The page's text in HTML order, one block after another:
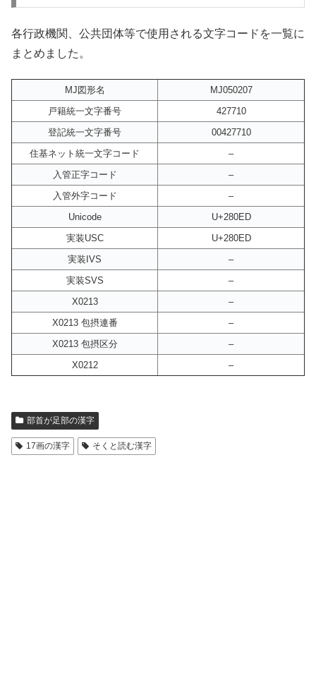
各行政機関、公共団体等で使用される文字コードを一覧に
まとめました。
MJ図形名
MJ050207
戸籍統一文字番号
427710
登記統一文字番号
00427710
住基ネット統一文字コード
–
入管正字コード
–
入管外字コード
–
Unicode
U+280ED
実装USC
U+280ED
実装IVS
–
実装SVS
–
X0213
–
X0213 包摂連番
–
X0213 包摂区分
–
X0212
–
部首が足部の漢字
17画の漢字 そくと読む漢字